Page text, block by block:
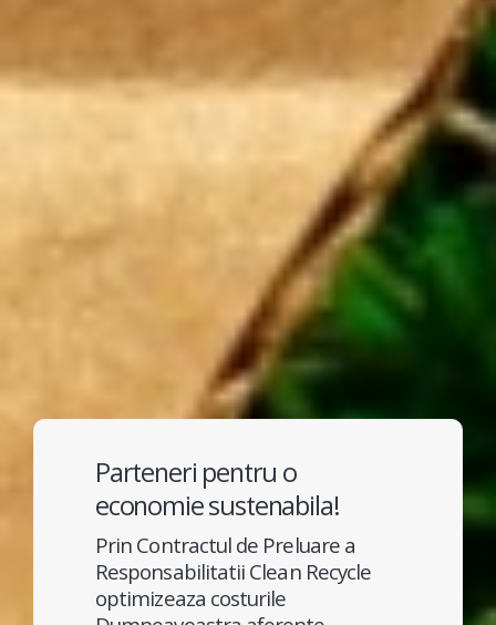
Parteneri pentru o
economie sustenabila!
Prin Contractul de Preluare a
Responsabilitatii Clean Recycle
optimizeaza costurile